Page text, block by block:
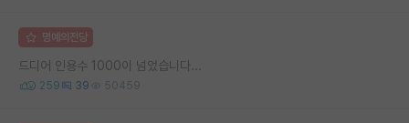
명예의전당
드디어 인용수 1000이 넘었습니다...
259 39 50459